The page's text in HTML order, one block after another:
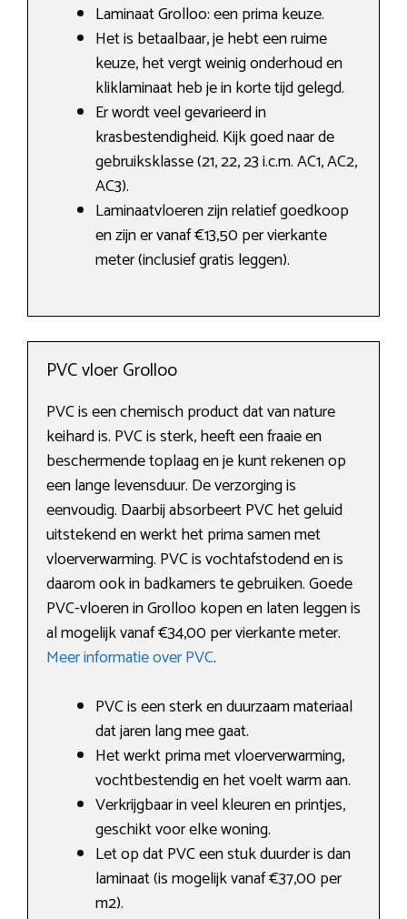
Laminaat Grolloo: een prima keuze.
Het is betaalbaar, je hebt een ruime
keuze, het vergt weinig onderhoud en
kliklaminaat heb je in korte tijd gelegd.
Er wordt veel gevarieerd in
krasbestendigheid. Kijk goed naar de
gebruiksklasse (21, 22, 23 i.c.m. AC1, AC2,
AC3).
Laminaatvloeren zijn relatief goedkoop
en zijn er vanaf €13,50 per vierkante
meter (inclusief gratis leggen).
PVC vloer Grolloo
PVC is een chemisch product dat van nature
keihard is. PVC is sterk, heeft een fraaie en
beschermende toplaag en je kunt rekenen op
een lange levensduur. De verzorging is
eenvoudig. Daarbij absorbeert PVC het geluid
uitstekend en werkt het prima samen met
vloerverwarming. PVC is vochtafstodend en is
daarom ook in badkamers te gebruiken. Goede
PVC-vloeren in Grolloo kopen en laten leggen is
al mogelijk vanaf €34,00 per vierkante meter.
Meer informatie over PVC.
PVC is een sterk en duurzaam materiaal
dat jaren lang mee gaat.
Het werkt prima met vloerverwarming,
vochtbestendig en het voelt warm aan.
Verkrijgbaar in veel kleuren en printjes,
geschikt voor elke woning.
Let op dat PVC een stuk duurder is dan
laminaat (is mogelijk vanaf €37,00 per
m2).